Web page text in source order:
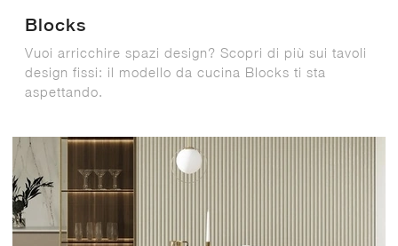
Blocks
Vuoi arricchire spazi design? Scopri di più sui tavoli
design fissi: il modello da cucina Blocks ti sta
aspettando.